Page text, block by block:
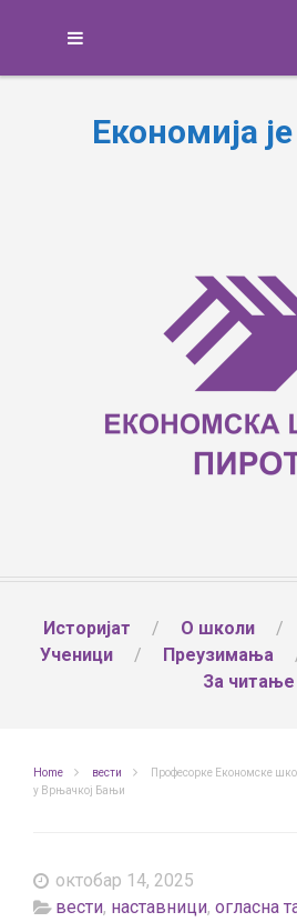
Економија
Историјат О школи
Ученици
Преузимања
За читање
Home вести
Професорке Економске
у Врњачкој Бањи
октобар 14, 2025
вести, наставници, огласна